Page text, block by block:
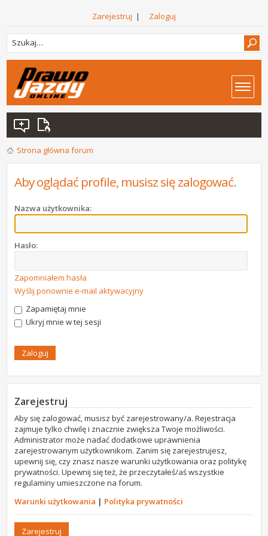
Zarejestruj | Zaloguj
Strona główna forum
Aby oglądać profile, musisz się zalogować.
Nazwa użytkownika:
Hasło:
Zapomniałem hasła
Wyślij ponownie e-mail aktywacyjny
Zapamiętaj mnie
Ukryj mnie w tej sesji
Zarejestruj
Aby się zalogować, musisz być zarejestrowany/a. Rejestracja
zajmuje tylko chwilę i znacznie zwiększa Twoje możliwości.
Administrator może nadać dodatkowe uprawnienia
zarejestrowanym użytkownikom. Zanim się zarejestrujesz,
upewnij się, czy znasz nasze warunki użytkowania oraz politykę
prywatności. Upewnij się też, że przeczytałeś/aś wszystkie
regulaminy umieszczone na forum.
Warunki użytkowania | Polityka prywatności
Zarejestruj